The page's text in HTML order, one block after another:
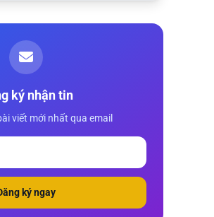
ký nhận tin
viết mới nhất qua email
ký ngay